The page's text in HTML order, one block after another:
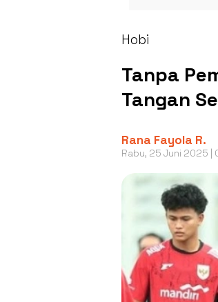
Hobi
Tanpa
Tangan
Rana Fayola R.
Rabu, 25 Juni 2025 |